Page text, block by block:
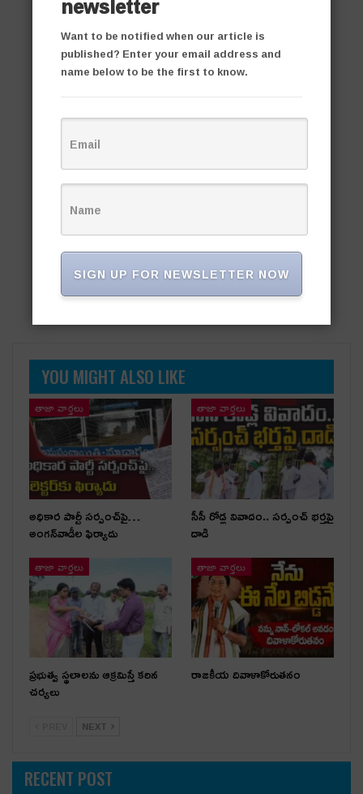
YOU MIGHT ALSO LIKE
తాజా వార్తలు
అధికార పార్టీ స‌ర్పంచ్‌పై…
అంగ‌న్‌వాడీల ఫిర్యాదు
తాజా వార్తలు
సీసీ రోడ్ల వివాదం.. స‌ర్పంచ్ భ‌ర్త‌పై
దాడి
తాజా వార్తలు
ప్రభుత్వ స్థలాలను ఆక్రమిస్తే కఠిన
చర్యలు
తాజా వార్తలు
రాజకీయ దివాళాకోరుతనం
NEXT
RECENT POST
Want to be notified when our article is
published? Enter your email address and
name below to be the first to know.
SIGN UP FOR NEWSLETTER NOW